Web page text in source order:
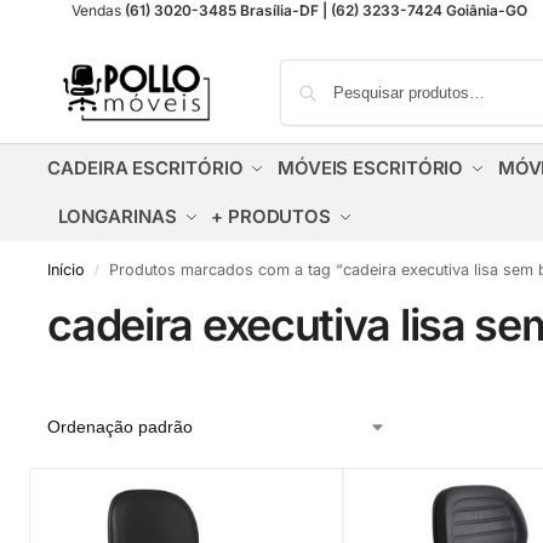
Vendas (61) 3020-3485 Brasília-DF | (62) 3233-7424 Goiânia-GO
CADEIRA ESCRITÓRIO MÓVEIS ESCRITÓRIO
LONGARINAS + PRODUTOS
Início / Produtos marcados com a tag “cadeira executiva lisa sem
cadeira executiva lisa